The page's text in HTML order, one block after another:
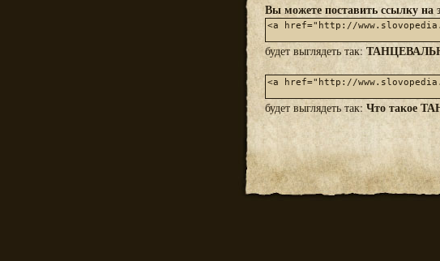
Вы можете поставить ссылку на
будет выглядеть так:
будет выглядеть так: Что такое